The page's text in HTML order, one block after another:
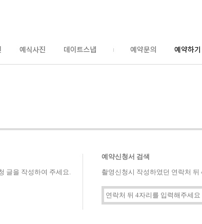
글을 작성하여 주세요.
예약신청서 검색
촬영신청시 작성하였던 연락처